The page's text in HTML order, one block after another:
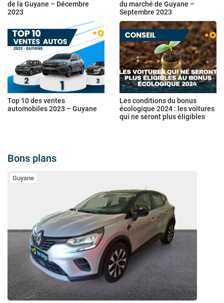
de la Guyane – Décembre
2023
du marché de Guyane –
Septembre 2023
Top 10 des ventes
automobiles 2023 – Guyane
Les conditions du bonus
écologique 2024 : les voitures
qui ne seront plus éligibles
Bons plans
Guyane